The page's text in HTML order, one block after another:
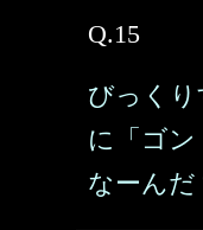
Q.15
びっく
に「ゴン
なーんだ